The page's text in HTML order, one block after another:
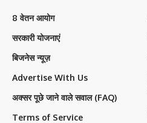
8 वेतन आयोग
सरकारी योजनाएं
बिजनेस न्यूज़
Advertise With Us
अक्सर पूछे जाने वाले सवाल (FAQ)
Terms of Service